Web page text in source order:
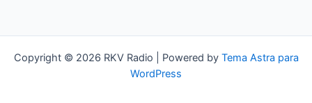
Copyright © 2026 RKV Radio | Powered by Tema Astra para
WordPress